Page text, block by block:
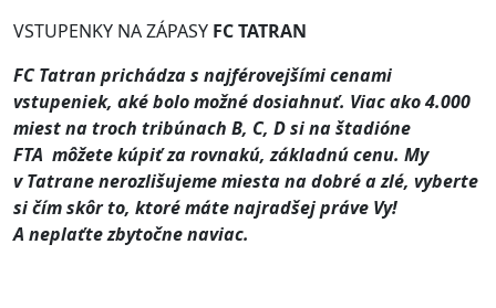
VSTUPENKY NA ZÁPASY FC TATRAN
FC Tatran prichádza s najférovejšími cenami
vstupeniek, aké bolo možné dosiahnuť. Viac ako 4.000
miest na troch tribúnach B, C, D si na štadióne
FTA môžete kúpiť za rovnakú, základnú cenu. My
v Tatrane nerozlišujeme miesta na dobré a zlé, vyberte
si čím skôr to, ktoré máte najradšej práve Vy!
A neplaťte zbytočne naviac.